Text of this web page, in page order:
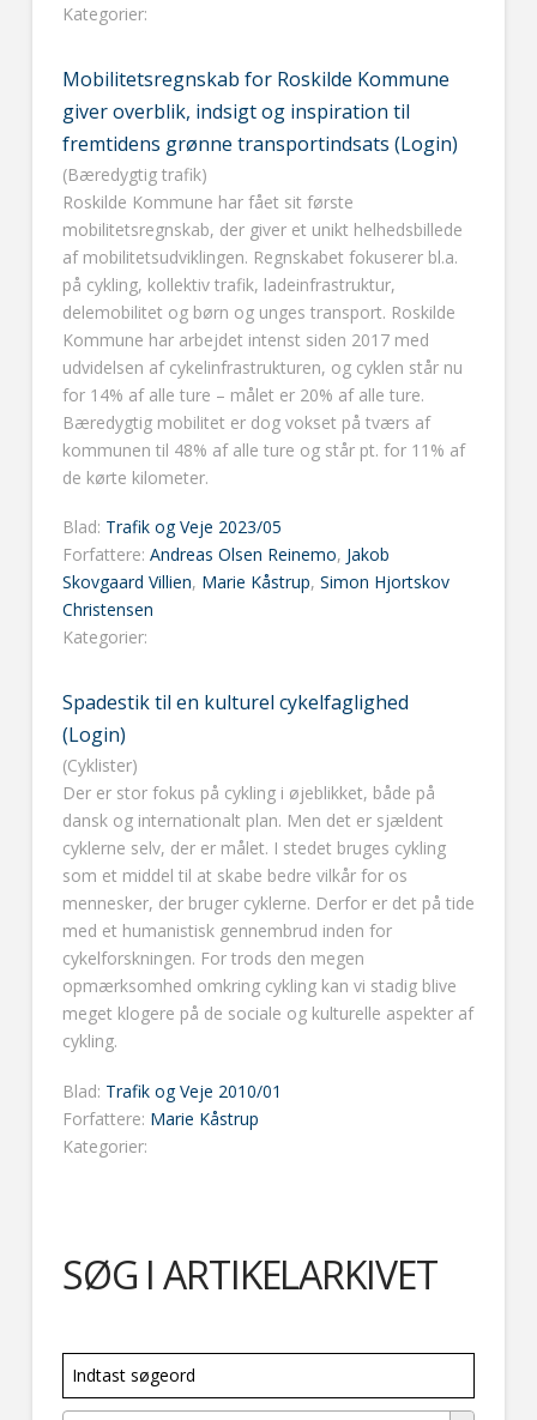
Kategorier:
Mobilitetsregnskab for Roskilde Kommune
giver overblik, indsigt og inspiration til
fremtidens grønne transportindsats (Login)
(Bæredygtig trafik)
Roskilde Kommune har fået sit første
mobilitetsregnskab, der giver et unikt helhedsbillede
af mobilitetsudviklingen. Regnskabet fokuserer bl.a.
på cykling, kollektiv trafik, ladeinfrastruktur,
delemobilitet og børn og unges transport. Roskilde
Kommune har arbejdet intenst siden 2017 med
udvidelsen af cykelinfrastrukturen, og cyklen står nu
for 14% af alle ture – målet er 20% af alle ture.
Bæredygtig mobilitet er dog vokset på tværs af
kommunen til 48% af alle ture og står pt. for 11% af
de kørte kilometer.
Blad: Trafik og Veje 2023/05
Forfattere: Andreas Olsen Reinemo, Jakob
Skovgaard Villien, Marie Kåstrup, Simon Hjortskov
Christensen
Kategorier:
Spadestik til en kulturel cykelfaglighed
(Login)
(Cyklister)
Der er stor fokus på cykling i øjeblikket, både på
dansk og internationalt plan. Men det er sjældent
cyklerne selv, der er målet. I stedet bruges cykling
som et middel til at skabe bedre vilkår for os
mennesker, der bruger cyklerne. Derfor er det på tide
med et humanistisk gennembrud inden for
cykelforskningen. For trods den megen
opmærksomhed omkring cykling kan vi stadig blive
meget klogere på de sociale og kulturelle aspekter af
cykling.
Blad: Trafik og Veje 2010/01
Forfattere: Marie Kåstrup
Kategorier:
SØG I ARTIKELARKIVET